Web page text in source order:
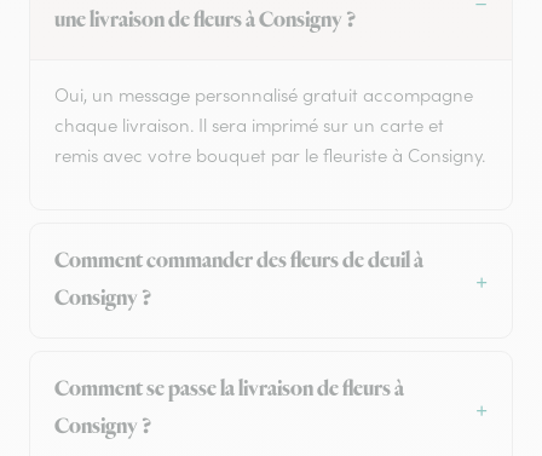
une livraison de fleurs à Consigny ?
Oui, un message personnalisé gratuit accompagne
chaque livraison. Il sera imprimé sur un carte et
remis avec votre bouquet par le fleuriste à Consigny.
Comment commander des fleurs de deuil à
Consigny ?
Comment se passe la livraison de fleurs à
Consigny ?